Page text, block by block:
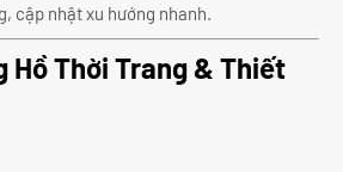
cập nhật xu hướng nhanh.
Hồ Thời Trang & Thiết